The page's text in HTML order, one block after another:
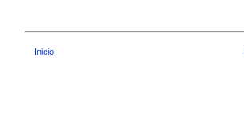
Inicio